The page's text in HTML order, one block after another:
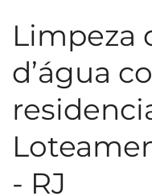
Limpeza
d’água
- RJ